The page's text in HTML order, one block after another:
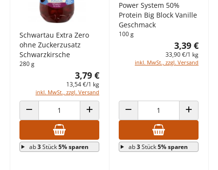
Schwartau Extra Zero
ohne Zuckerzusatz
Schwarzkirsche
280 g
3,79 €
13,54 €/1 kg
inkl. MwSt., zzgl. Versand
ANZAHL VERRINGERN ANZAHL ERHÖHEN
ab3Stück5% sparen
Power System 50%
Protein Big Block Vanille
Geschmack
100 g
3,39 €
33,90 €/1 kg
inkl. MwSt., zzgl. Versand
ANZAHL VERRINGERN ANZAHL
ab3Stück5% sparen